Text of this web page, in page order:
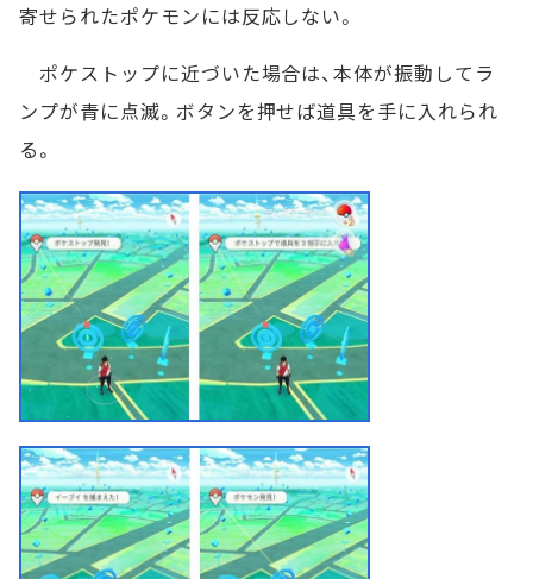
寄せられたポケモンには反応しない。
ポケストップに近づいた場合は、本体が振動してラ
ンプが青に点滅。ボタンを押せば道具を手に入れられ
る。